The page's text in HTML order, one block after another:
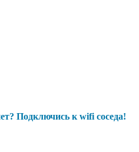
Подключись к wifi соседа!